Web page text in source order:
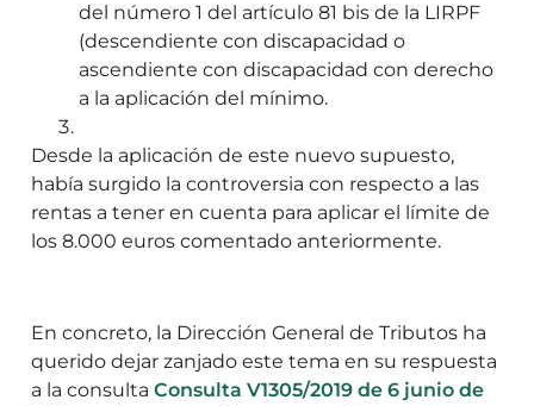
del número 1 del artículo 81 bis de la LIRPF
(descendiente con discapacidad o
ascendiente con discapacidad con derecho
a la aplicación del mínimo.
Desde la aplicación de este nuevo supuesto,
había surgido la controversia con respecto a las
rentas a tener en cuenta para aplicar el límite de
los 8.000 euros comentado anteriormente.
En concreto, la Dirección General de Tributos ha
querido dejar zanjado este tema en su respuesta
a la consulta Consulta V1305/2019 de 6 junio de